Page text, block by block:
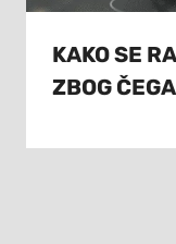
KAKO SE
ZBOG